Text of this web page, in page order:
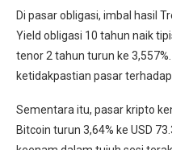
Di pasar obligasi, imbal hasil
Yield obligasi 10 tahun naik
tenor 2 tahun turun ke
ketidakpastian pasar
Sementara itu, pasar kripto
Bitcoin turun 3,64% ke USD